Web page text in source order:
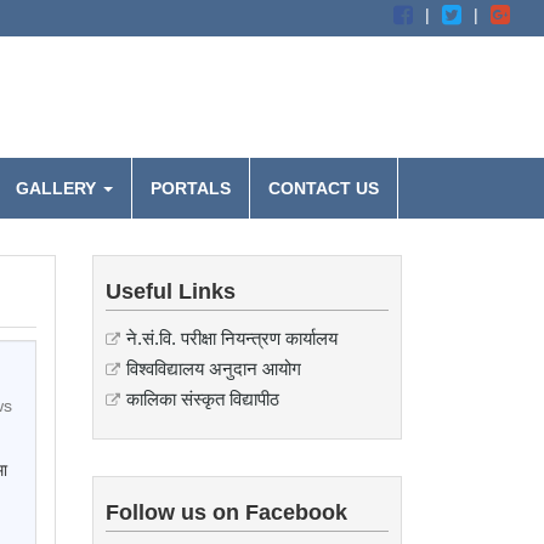
GALLERY PORTALS CONTACT US
Useful Links
ने.सं.वि. परीक्षा नियन्त्रण कार्यालय
विश्वविद्यालय अनुदान आयोग
कालिका संस्कृत विद्यापीठ
Follow us on Facebook